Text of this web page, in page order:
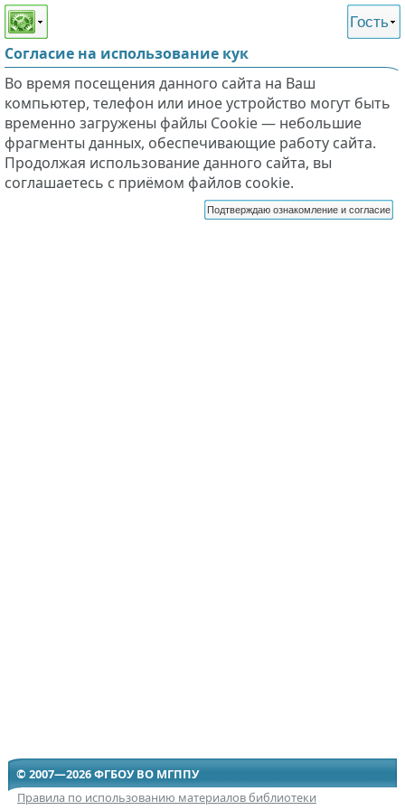
Этот сайт поддерживает
слабовидящих
Гость
Согласие на использование кук
Во время посещения данного сайта на Ваш
компьютер, телефон или иное устройство могут быть
временно загружены файлы Cookie — небольшие
фрагменты данных, обеспечивающие работу сайта.
Продолжая использование данного сайта, вы
соглашаетесь с приёмом файлов cookie.
Подтверждаю ознакомление и согласие
© 2007—2026 ФГБОУ ВО МГППУ
Правила по использованию материалов библиотеки